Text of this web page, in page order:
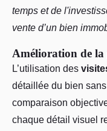
temps et de
vente d’un bien
Amélioration de la
L’utilisation des
détaillée du bien
comparaison
chaque détail visuel